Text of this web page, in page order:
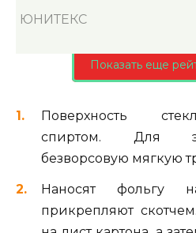
ЮНИТЕКС
Показать еще
Поверхность
спиртом. Для
безворсовую мягкую
Наносят фольгу
прикрепляют